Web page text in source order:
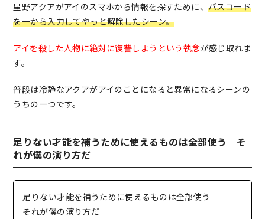
星野アクアがアイのスマホから情報を探すために、パスコード
を一から入力してやっと解除したシーン。
アイを殺した人物に絶対に復讐しようという執念が感じ取れま
す。
普段は冷静なアクアがアイのことになると異常になるシーンの
うちの一つです。
足りない才能を補うために使えるものは全部使う そ
れが僕の演り方だ
足りない才能を補うために使えるものは全部使う
それが僕の演り方だ